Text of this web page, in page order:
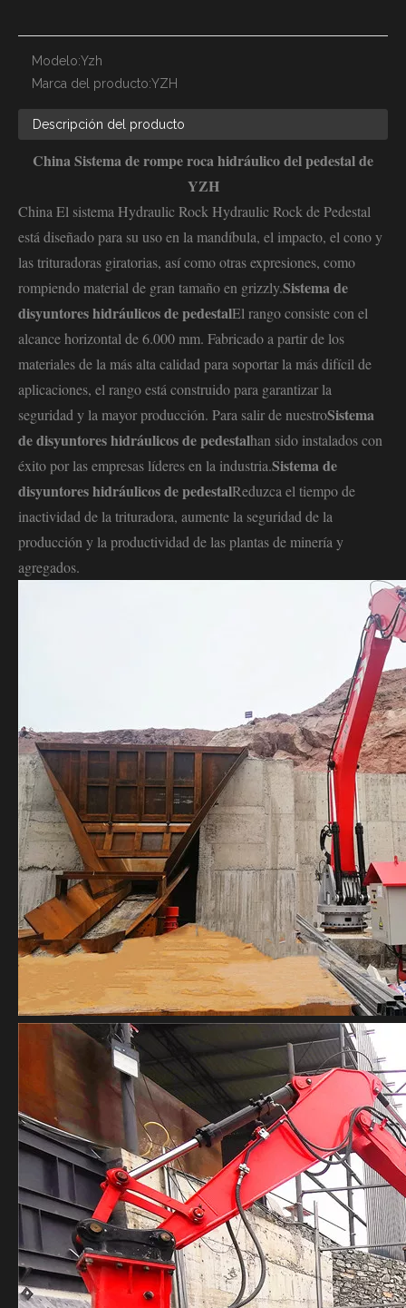
Modelo:Yzh
Marca del producto:YZH
Descripción del producto
China Sistema de rompe roca hidráulico del pedestal de
YZH
China El sistema Hydraulic Rock Hydraulic Rock de Pedestal
está diseñado para su uso en la mandíbula, el impacto, el cono y
las trituradoras giratorias, así como otras expresiones, como
rompiendo material de gran tamaño en grizzly.Sistema de
disyuntores hidráulicos de pedestalEl rango consiste con el
alcance horizontal de 6.000 mm. Fabricado a partir de los
materiales de la más alta calidad para soportar la más difícil de
aplicaciones, el rango está construido para garantizar la
seguridad y la mayor producción. Para salir de nuestroSistema
de disyuntores hidráulicos de pedestalhan sido instalados con
éxito por las empresas líderes en la industria.Sistema de
disyuntores hidráulicos de pedestalReduzca el tiempo de
inactividad de la trituradora, aumente la seguridad de la
producción y la productividad de las plantas de minería y
agregados.